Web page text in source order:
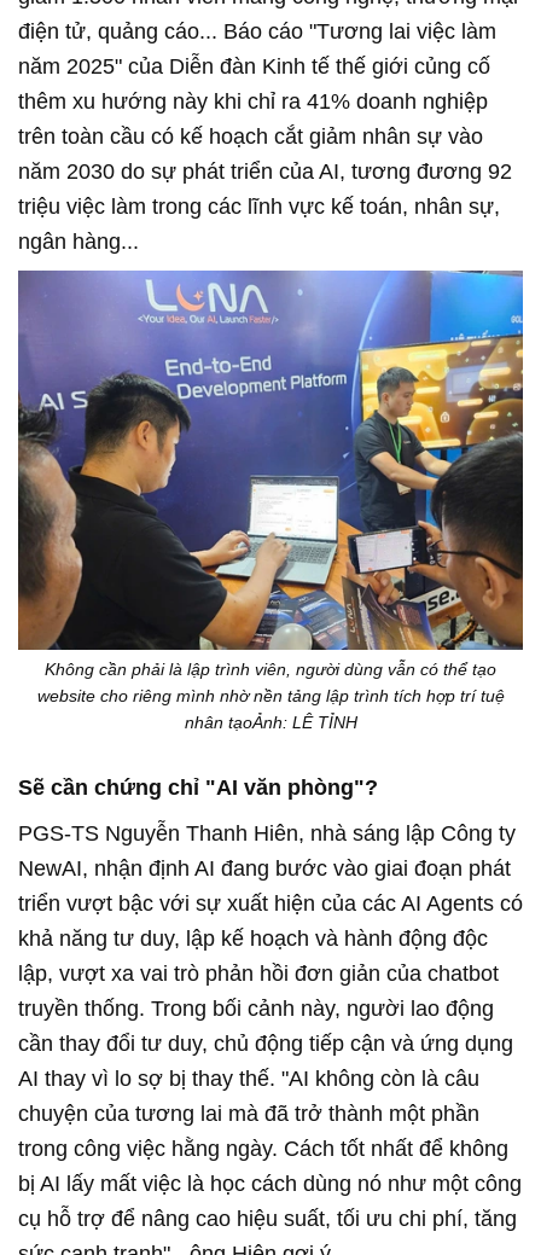
điện tử, quảng cáo... Báo cáo "Tương lai việc làm
năm 2025" của Diễn đàn Kinh tế thế giới củng cố
thêm xu hướng này khi chỉ ra 41% doanh nghiệp
trên toàn cầu có kế hoạch cắt giảm nhân sự vào
năm 2030 do sự phát triển của AI, tương đương 92
triệu việc làm trong các lĩnh vực kế toán, nhân sự,
ngân hàng...
Không cần phải là lập trình viên, người dùng vẫn có thể tạo
website cho riêng mình nhờ nền tảng lập trình tích hợp trí tuệ
nhân tạoẢnh: LÊ TỈNH
Sẽ cần chứng chỉ "AI văn phòng"?
PGS-TS Nguyễn Thanh Hiên, nhà sáng lập Công ty
NewAI, nhận định AI đang bước vào giai đoạn phát
triển vượt bậc với sự xuất hiện của các AI Agents có
khả năng tư duy, lập kế hoạch và hành động độc
lập, vượt xa vai trò phản hồi đơn giản của chatbot
truyền thống. Trong bối cảnh này, người lao động
cần thay đổi tư duy, chủ động tiếp cận và ứng dụng
AI thay vì lo sợ bị thay thế. "AI không còn là câu
chuyện của tương lai mà đã trở thành một phần
trong công việc hằng ngày. Cách tốt nhất để không
bị AI lấy mất việc là học cách dùng nó như một công
cụ hỗ trợ để nâng cao hiệu suất, tối ưu chi phí, tăng